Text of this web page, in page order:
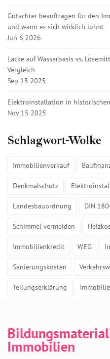
Gutachter beauftragen für den
und wann es sich wirklich lohnt
Jun 6 2026
Lacke auf Wasserbasis vs.
Vergleich
Sep 13 2025
Elektroinstallation in
Nov 15 2025
Schlagwort-Wolke
Immobilienverkauf
Denkmalschutz
Landesbauordnung DIN
Schimmel vermeiden
Immobilienkredit WEG
Sanierungskosten
Teilungserklärung
Immobilien